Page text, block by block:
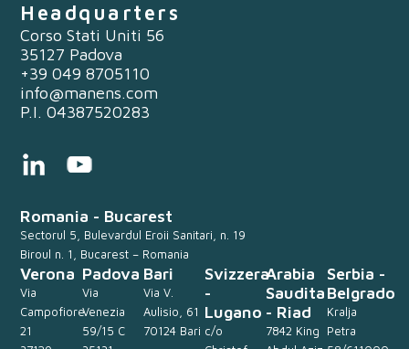
Headquarters
Corso Stati Uniti 56
35127 Padova
+39 049 8705110
info@manens.com
P.I. 04387520283
Romania - Bucarest
Sectorul 5, Bulevardul Eroii Sanitari, n. 19
Biroul n. 1, Bucarest – Romania
Verona
Via
Campofiore
21
Padova
Via
Venezia
59/15 C
Bari
Via V.
Aulisio, 61
70124 Bari
Svizzera
-
Lugano
c/o
Arabia
Saudita
- Riad
7842 King
Serbia -
Belgrado
Kralja
Petra